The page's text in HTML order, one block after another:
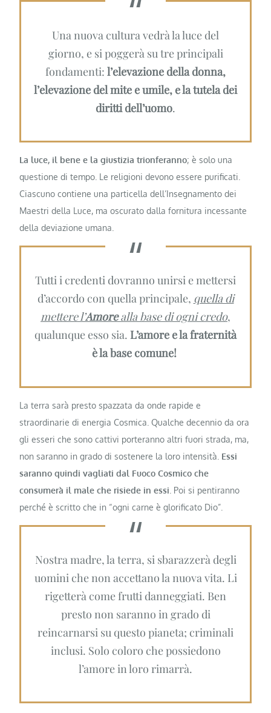
Una nuova cultura vedrà la luce del
giorno, e si poggerà su tre principali
fondamenti: l’elevazione della donna,
l’elevazione del mite e umile, e la tutela dei
diritti dell’uomo.
La luce, il bene e la giustizia trionferanno; è solo una
questione di tempo. Le religioni devono essere purificati.
Ciascuno contiene una particella dell’Insegnamento dei
Maestri della Luce, ma oscurato dalla fornitura incessante
della deviazione umana.
Tutti i credenti dovranno unirsi e mettersi
d’accordo con quella principale, quella di
mettere l’Amorealla base di ogni credo,
qualunque esso sia. L’amore e la fraternità
è la base comune!
La terra sarà presto spazzata da onde rapide e
straordinarie di energia Cosmica. Qualche decennio da ora
gli esseri che sono cattivi porteranno altri fuori strada, ma,
non saranno in grado di sostenere la loro intensità. Essi
saranno quindi vagliati dal Fuoco Cosmico che
consumerà il male che risiede in essi . Poi si pentiranno
perché è scritto che in “ogni carne è glorificato Dio”.
Nostra madre, la terra, si sbarazzerà degli
uomini che non accettano la nuova vita. Li
rigetterà come frutti danneggiati. Ben
presto non saranno in grado di
reincarnarsi su questo pianeta; criminali
inclusi. Solo coloro che possiedono
l’amore in loro rimarrà.